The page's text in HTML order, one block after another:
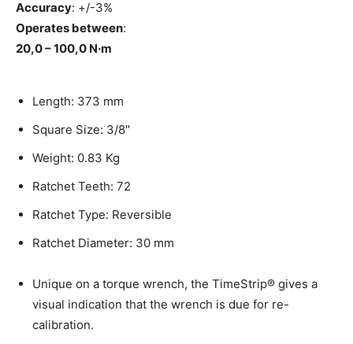
Accuracy: +/-3%
Operates between:
20,0 – 100,0 N·m
Length: 373 mm
Square Size: 3/8″
Weight: 0.83 Kg
Ratchet Teeth: 72
Ratchet Type: Reversible
Ratchet Diameter: 30 mm
Unique on a torque wrench, the TimeStrip® gives a
visual indication that the wrench is due for re-
calibration.